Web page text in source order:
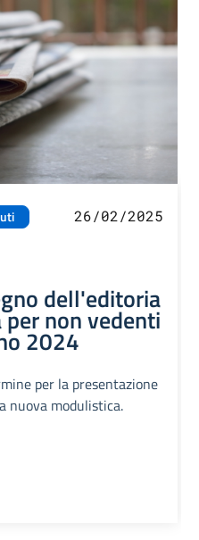
26/02/2025
dell'editoria
non vedenti
2024
per la presentazione
nuova modulistica.